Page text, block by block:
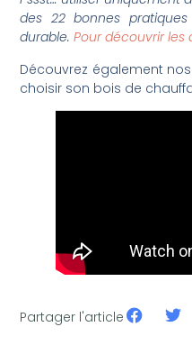
des 22 bonnes
durable.Pour découvrir les
Découvrez également
choisir son bois de
Partager l'article